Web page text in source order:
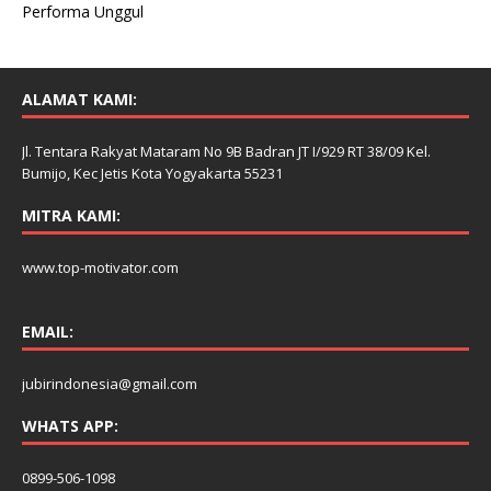
Performa Unggul
ALAMAT KAMI:
Jl. Tentara Rakyat Mataram No 9B Badran JT I/929 RT 38/09 Kel.
Bumijo, Kec Jetis Kota Yogyakarta 55231
MITRA KAMI:
www.top-motivator.com
EMAIL:
jubirindonesia@gmail.com
WHATS APP:
0899-506-1098